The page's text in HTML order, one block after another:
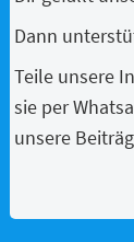
Dann
Teile unsere
sie per
unsere